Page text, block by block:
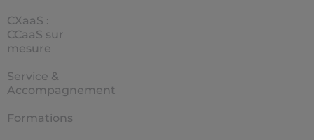
CXaaS :
CCaaS sur
mesure
Service &
Accompagnement
Formations